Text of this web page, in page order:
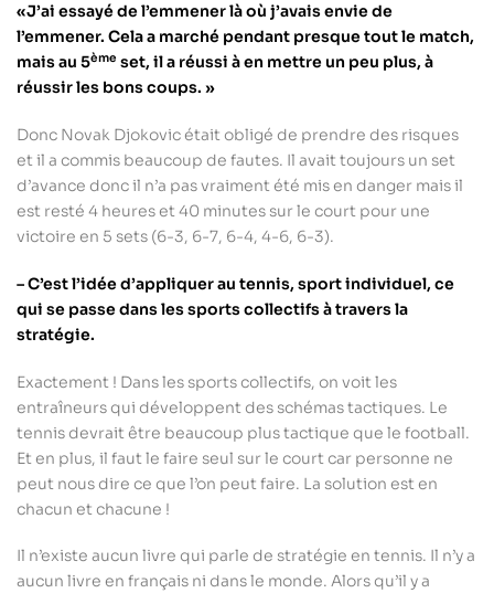
«J’ai essayé de l’emmener là où j’avais envie de
l’emmener. Cela a marché pendant presque tout le match,
mais au 5ème set, il a réussi à en mettre un peu plus, à
réussir les bons coups. »
Donc Novak Djokovic était obligé de prendre des risques
et il a commis beaucoup de fautes. Il avait toujours un set
d’avance donc il n’a pas vraiment été mis en danger mais il
est resté 4 heures et 40 minutes sur le court pour une
victoire en 5 sets (6-3, 6-7, 6-4, 4-6, 6-3).
– C’est l’idée d’appliquer au tennis, sport individuel, ce
qui se passe dans les sports collectifs à travers la
stratégie.
Exactement ! Dans les sports collectifs, on voit les
entraîneurs qui développent des schémas tactiques. Le
tennis devrait être beaucoup plus tactique que le football.
Et en plus, il faut le faire seul sur le court car personne ne
peut nous dire ce que l’on peut faire. La solution est en
chacun et chacune !
Il n’existe aucun livre qui parle de stratégie en tennis. Il n’y a
aucun livre en français ni dans le monde. Alors qu’il y a